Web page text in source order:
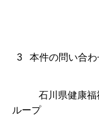
3 本件の問い合わ
石川県健康福祉
ループ